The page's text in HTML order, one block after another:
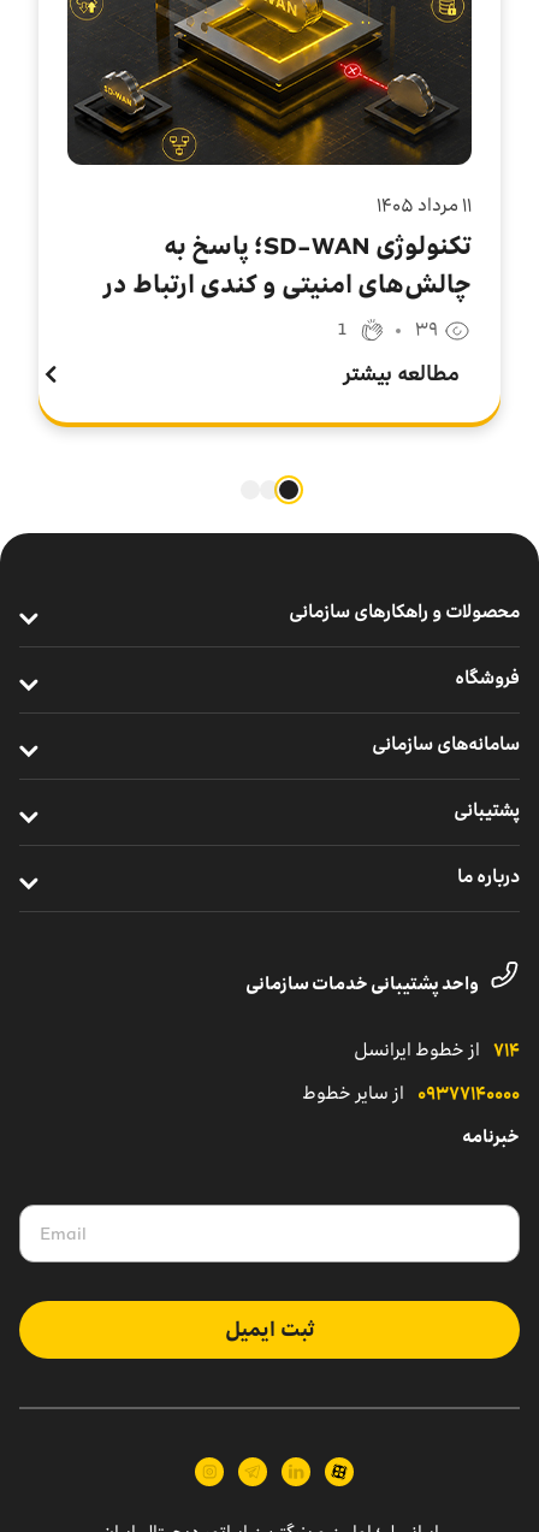
۱۱ مرداد ۱۴۰۵
تکنولوژی SD-WAN؛ پاسخ به
چالش‌های امنیتی و کندی ارتباط در
سازمان‌های چندشعبه‌ای
۳۹ 1
مطالعه بیشتر
محصولات و راهکارهای سازمانی
ارتباطات یکپارچه سازمانی
خدمات ابری
اینترنت اشیا
خدمات دیجیتال
فروشگاه
خرید ردیاب خودرو
سامانه‌های سازمانی
مدیریت هوشمند ناوگان
پشتیبانی
نمایندگی
درباره ما
داستان موفقیت
واحد پشتیبانی خدمات سازمانی
۷۱۴ از خطوط ایرانسل
۰۹۳۷۷۱۴۰۰۰۰ از سایر خطوط
خبرنامه
ثبت ایمیل